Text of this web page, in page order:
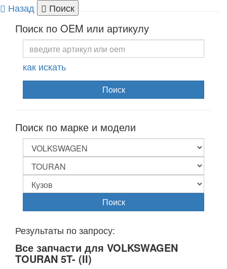
Назад Поиск
Поиск по OEM или артикулу
как искать
Поиск
Поиск по марке и модели
Поиск
Результаты по запросу:
Все запчасти для VOLKSWAGEN
TOURAN 5T- (II)